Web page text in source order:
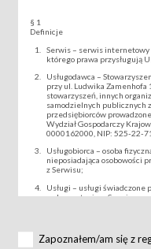
§ 1
Definicje
Serwis – serwis internetowy
którego prawa przysługują
Usługodawca –
przy ul. Ludwika
stowarzyszeń, innych
samodzielnych publicznych
przedsiębiorców
Wydział Gospodarczy
0000162000, NIP: 525-22-
Usługobiorca – osoba
nieposiadająca osobowości
z Serwisu;
Usługi – usługi świadczone
wykorzystaniem Serwisu;
za pośrednictwem Serwisu;
Zapoznałem/am się z